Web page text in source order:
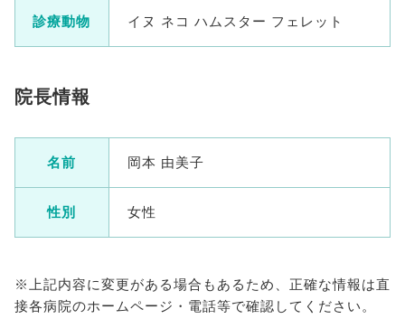
診療動物 イヌ ネコ ハムスター フェレット
院長情報
名前 岡本 由美子
性別 女性
※上記内容に変更がある場合もあるため、正確な情報は直
接各病院のホームページ・電話等で確認してください。